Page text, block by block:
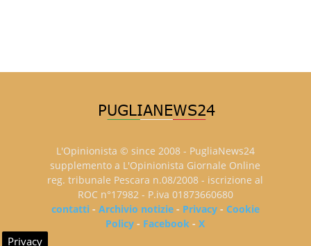
L'Opinionista © since 2008 - PugliaNews24
supplemento a L'Opinionista Giornale Online
reg. tribunale Pescara n.08/2008 - iscrizione al
ROC n°17982 - P.iva 01873660680
contatti- Archivio notizie- Privacy- Cookie
Policy - Facebook -X
Privacy